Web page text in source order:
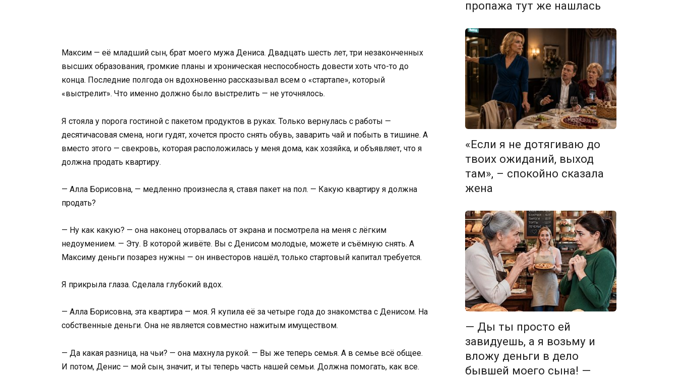
Максим — её младший сын, брат моего мужа Дениса. Двадцать шесть лет, три незаконченных
высших образования, громкие планы и хроническая неспособность довести хоть что-то до
конца. Последние полгода он вдохновенно рассказывал всем о «стартапе», который
«выстрелит». Что именно должно было выстрелить — не уточнялось.
Я стояла у порога гостиной с пакетом продуктов в руках. Только вернулась с работы —
десятичасовая смена, ноги гудят, хочется просто снять обувь, заварить чай и побыть в тишине. А
вместо этого — свекровь, которая расположилась у меня дома, как хозяйка, и объявляет, что я
должна продать квартиру.
— Алла Борисовна, — медленно произнесла я, ставя пакет на пол. — Какую квартиру я должна
продать?
— Ну как какую? — она наконец оторвалась от экрана и посмотрела на меня с лёгким
недоумением. — Эту. В которой живёте. Вы с Денисом молодые, можете и съёмную снять. А
Максиму деньги позарез нужны — он инвесторов нашёл, только стартовый капитал требуется.
Я прикрыла глаза. Сделала глубокий вдох.
— Алла Борисовна, эта квартира — моя. Я купила её за четыре года до знакомства с Денисом. На
собственные деньги. Она не является совместно нажитым имуществом.
— Да какая разница, на чьи? — она махнула рукой. — Вы же теперь семья. А в семье всё общее.
И потом, Денис — мой сын, значит, и ты теперь часть нашей семьи. Должна помогать, как все.
пропажа тут же нашлась
«Если я не дотягиваю до
твоих ожиданий, выход
там», – спокойно сказала
жена
— Ды ты просто ей
завидуешь, а я возьму и
вложу деньги в дело
бывшей моего сына! —